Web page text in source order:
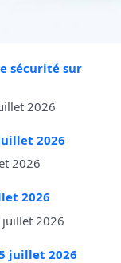
sécurité sur
2026
2026
juillet 2026